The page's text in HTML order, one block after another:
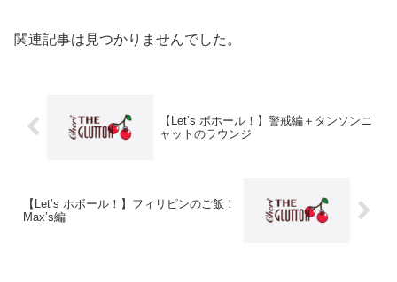
関連記事は見つかりませんでした。
【Let’s ボホール！】警戒編＋タンソンニ
ャットのラウンジ
【Let’s ホボール！】フィリピンのご飯！
Max’s編